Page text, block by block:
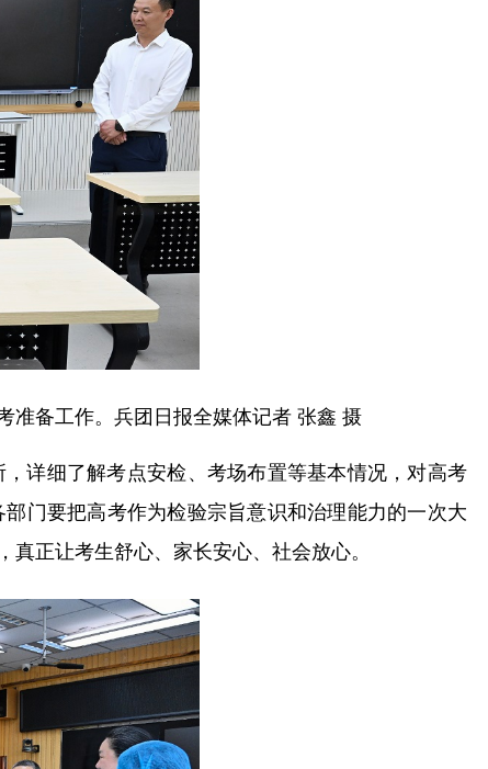
准备工作。兵团日报全媒体记者 张鑫 摄
详细了解考点安检、考场布置等基本情况，对高考
门要把高考作为检验宗旨意识和治理能力的一次大
正让考生舒心、家长安心、社会放心。